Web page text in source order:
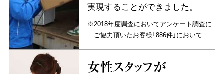
実現することができました。
※2018年度調査においてアンケート調査に
ご協力頂いたお客様「886件」において
女性スタッフが